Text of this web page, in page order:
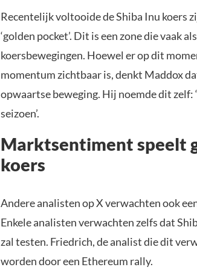
Recentelijk voltooide de Shiba Inu koers
‘golden pocket’. Dit is een zone die
koersbewegingen. Hoewel er op dit
momentum zichtbaar is, denkt Maddox
opwaartse beweging. Hij noemde dit zelf:
seizoen’.
Marktsentiment speelt
koers
Andere analisten op X verwachten ook
Enkele analisten verwachten zelfs dat
zal testen. Friedrich, de analist die dit
worden door een Ethereum rally.